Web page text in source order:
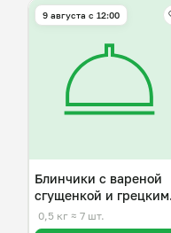
9 августа с 12:00
Блинчики с вареной
сгущенкой и грецким
орехом
0,5 кг ≈ 7 шт.